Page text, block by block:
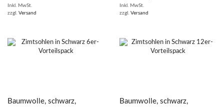
Inkl. MwSt.
zzgl. Versand
Inkl. MwSt.
zzgl. Versand
Baumwolle, schwarz,
Baumwolle, schwarz,